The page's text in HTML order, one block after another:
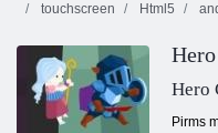
touchscreen
Html5
Hero
Pirms